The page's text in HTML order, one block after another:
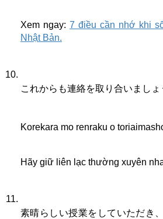
Xem ngay: 7 điều cần nhớ khi
Nhật Bản.
これからも連絡を取り合いましょ
Korekara mo renraku o
Hãy giữ liên lạc thường xuyên
素晴らしい授業をしていただき